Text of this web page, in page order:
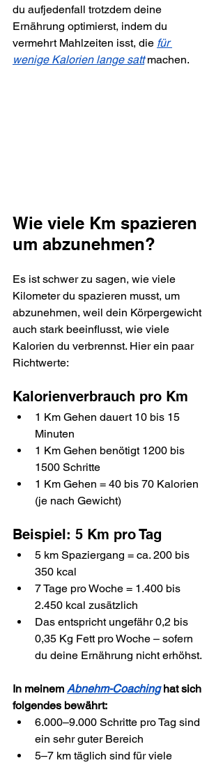
du aufjedenfall trotzdem deine
Ernährung optimierst, indem du
vermehrt Mahlzeiten isst, die für
wenige Kalorien lange satt machen.
Wie viele Km spazieren
um abzunehmen?
Es ist schwer zu sagen, wie viele
Kilometer du spazieren musst, um
abzunehmen, weil dein Körpergewicht
auch stark beeinflusst, wie viele
Kalorien du verbrennst. Hier ein paar
Richtwerte:
Kalorienverbrauch pro Km
1 Km Gehen dauert 10 bis 15
Minuten
1 Km Gehen benötigt 1200 bis
1500 Schritte
1 Km Gehen = 40 bis 70 Kalorien
(je nach Gewicht)
Beispiel: 5 Km pro Tag
5 km Spaziergang = ca. 200 bis
350 kcal
7 Tage pro Woche = 1.400 bis
2.450 kcal zusätzlich
Das entspricht ungefähr 0,2 bis
0,35 Kg Fett pro Woche – sofern
du deine Ernährung nicht erhöhst.
In meinem Abnehm-Coaching hat sich
folgendes bewährt:
6.000–9.000 Schritte pro Tag sind
ein sehr guter Bereich
5–7 km täglich sind für viele